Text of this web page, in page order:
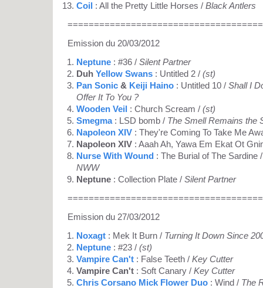
Coil : All the Pretty Little Horses / Black Antlers
Emission du 20/03/2012
Neptune : #36 / Silent Partner
Duh Yellow Swans : Untitled 2 / (st)
Pan Sonic & Keiji Haino : Untitled 10 / Shall I
Offer It To You ?
Wooden Veil : Church Scream / (st)
Smegma: LSD bomb / The Smell Remains the
Napoleon XIV : They're Coming To Take Me
Napoleon XIV : Aaah Ah, Yawa Em Ekat Ot
Nurse With Wound : The Burial of The Sardine
NWW
Neptune : Collection Plate / Silent Partner
Emission du 27/03/2012
Noxagt : Mek It Burn / Turning It Down Since
Neptune : #23 / (st)
Vampire Can't : False Teeth / Key Cutter
Vampire Can't : Soft Canary / Key Cutter
Chris Corsano Mick Flower Duo : Wind / The